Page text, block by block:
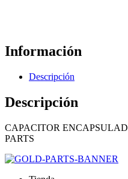
Información
Descripción
Descripción
CAPACITOR
PARTS